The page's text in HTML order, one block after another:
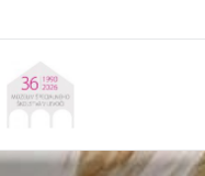
O NÁS